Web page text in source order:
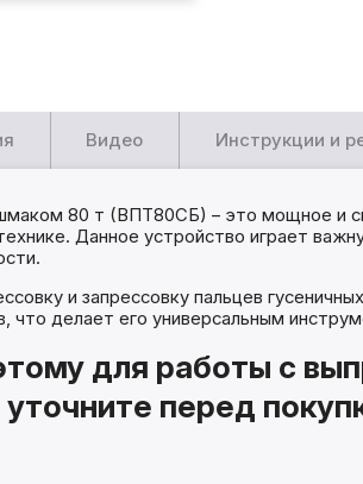
Видео Инструкции и
80 т (ВПТ80СБ) – это мощное и
Данное устройство играет
и запрессовку пальцев
что делает его универсальным
для работы с
перед